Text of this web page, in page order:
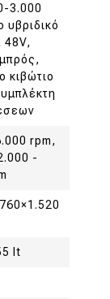
3.000
υβριδικό
48V,
κιβώτιο
rpm,
-
lt